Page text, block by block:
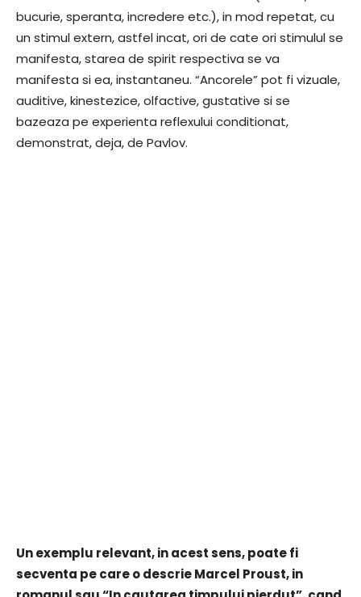
bucurie, speranta, incredere etc.), in mod repetat, cu
un stimul extern, astfel incat, ori de cate ori stimulul se
manifesta, starea de spirit respectiva se va
manifesta si ea, instantaneu. “Ancorele” pot fi vizuale,
auditive, kinestezice, olfactive, gustative si se
bazeaza pe experienta reflexului conditionat,
demonstrat, deja, de Pavlov.
Un exemplu relevant, in acest sens, poate fi
secventa pe care o descrie Marcel Proust, in